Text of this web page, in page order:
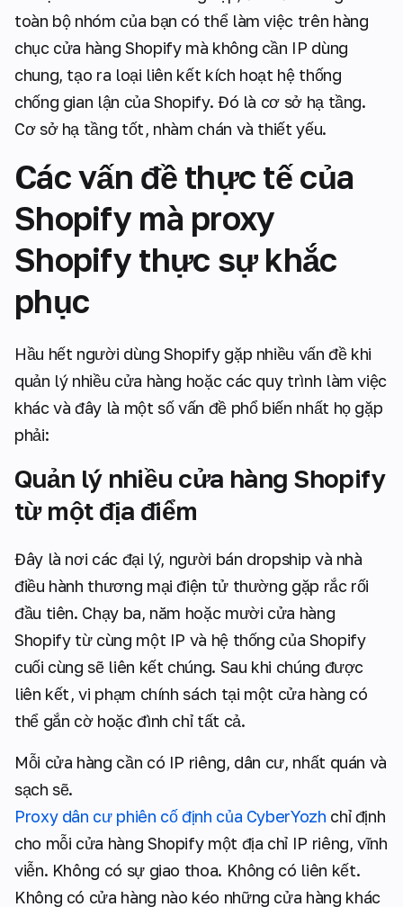
toàn bộ nhóm của bạn có thể làm việc trên hàng
chục cửa hàng Shopify mà không cần IP dùng
chung, tạo ra loại liên kết kích hoạt hệ thống
chống gian lận của Shopify. Đó là cơ sở hạ tầng.
Cơ sở hạ tầng tốt, nhàm chán và thiết yếu.
Các vấn đề thực tế của
Shopify mà proxy
Shopify thực sự khắc
phục
Hầu hết người dùng Shopify gặp nhiều vấn đề khi
quản lý nhiều cửa hàng hoặc các quy trình làm việc
khác và đây là một số vấn đề phổ biến nhất họ gặp
phải:
Quản lý nhiều cửa hàng Shopify
từ một địa điểm
Đây là nơi các đại lý, người bán dropship và nhà
điều hành thương mại điện tử thường gặp rắc rối
đầu tiên. Chạy ba, năm hoặc mười cửa hàng
Shopify từ cùng một IP và hệ thống của Shopify
cuối cùng sẽ liên kết chúng. Sau khi chúng được
liên kết, vi phạm chính sách tại một cửa hàng có
thể gắn cờ hoặc đình chỉ tất cả.
Mỗi cửa hàng cần có IP riêng, dân cư, nhất quán và
sạch sẽ.
Proxy dân cư phiên cố định của CyberYozh chỉ định
cho mỗi cửa hàng Shopify một địa chỉ IP riêng, vĩnh
viễn. Không có sự giao thoa. Không có liên kết.
Không có cửa hàng nào kéo những cửa hàng khác